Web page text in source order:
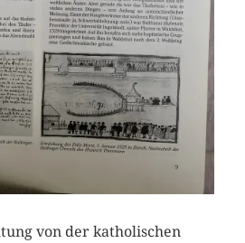
von der katholischen